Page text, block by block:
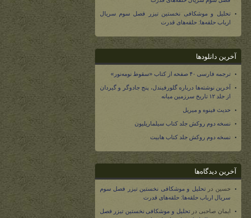
تحلیل و موشکافی نخستین تیزر فصل سوم سریال
ارباب حلقه‌ها: حلقه‌های قدرت
آخرین دانلودها
ترجمه فارسی ۴۰ صفحه از کتاب «سقوط نومه‌نور»
آخرین نوشته‌ها درباره گلورفیندل، پنج جادوگر و گیردان
از جلد ۱۲ تاریخ سرزمین میانه
حدیث فینوه و میریل
نسخه دوم روکش جلد کتاب سیلماریلیون
نسخه دوم روکش جلد کتاب هابیت
آخرین دیدگاه‌ها
حسین درتحلیل و موشکافی نخستین تیزر فصل سوم
سریال ارباب حلقه‌ها: حلقه‌های قدرت
ایمان صاحبی درتحلیل و موشکافی نخستین تیزر فصل